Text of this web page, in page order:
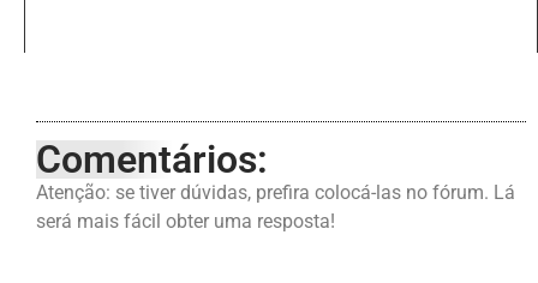
Comentários:
Atenção: se tiver dúvidas, prefira colocá-las no fórum. Lá
será mais fácil obter uma resposta!